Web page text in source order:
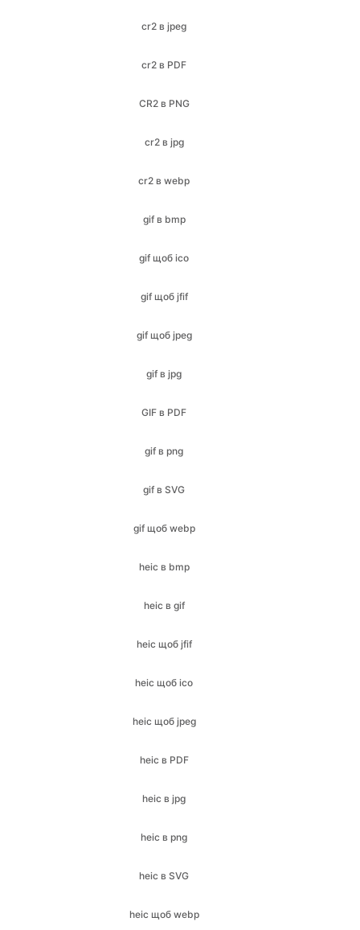
CR2 в PNG
gif в bmp
gif щоб ico
gif щоб jfif
gif щоб jpeg
gif в jpg
GIF в PDF
gif в png
gif щоб webp
heic в bmp
heic в gif
heic щоб jfif
heic щоб ico
heic щоб jpeg
heic в PDF
heic в jpg
heic в SVG
heic щоб webp
jfif щоб gif